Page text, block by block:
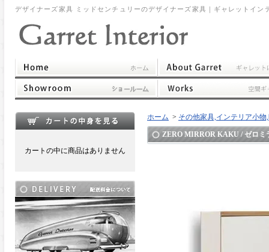
デザイナーズ家具 ミッドセンチュリーのデザイナーズ家具｜ギャレットイン
カートの中に商品はありません
ホーム > その他家具,インテリア小物,
ZERO MIRROR KAKU / ゼロミ